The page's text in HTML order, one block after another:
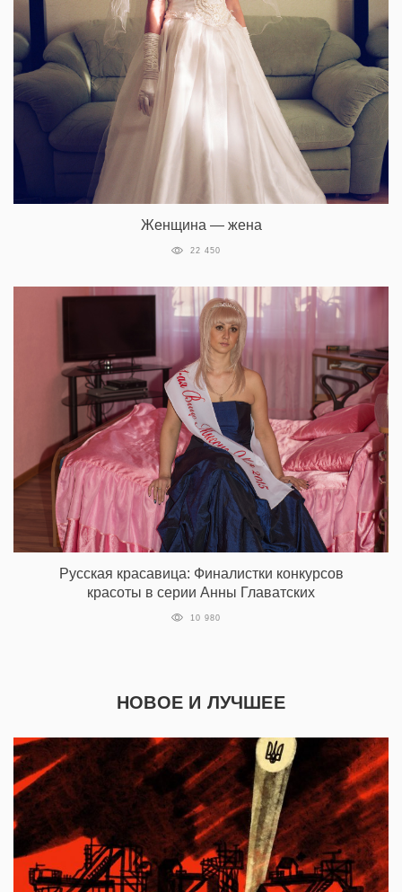
Женщина — жена
22 450
Русская красавица: Финалистки конкурсов
красоты в серии Анны Главатских
10 980
НОВОЕ И ЛУЧШЕЕ